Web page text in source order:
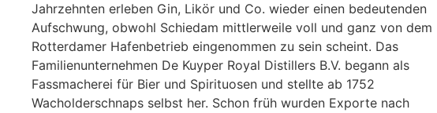
Jahrzehnten erleben Gin, Likör und Co. wieder einen bedeutenden
Aufschwung, obwohl Schiedam mittlerweile voll und ganz von dem
Rotterdamer Hafenbetrieb eingenommen zu sein scheint. Das
Familienunternehmen De Kuyper Royal Distillers B.V. begann als
Fassmacherei für Bier und Spirituosen und stellte ab 1752
Wacholderschnaps selbst her. Schon früh wurden Exporte nach